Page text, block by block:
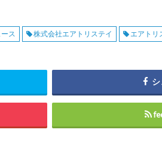
ス 株式会社エアトリステイ エアトリ